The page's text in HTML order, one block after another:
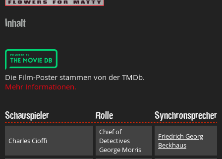
Inhalt
Die Film-Poster stammen von der TMDb.
Mehr Informationen.
Schauspieler Rolle Synchronsprecher
Charles Cioffi
Chief of
Detectives
George Morris
Friedrich Georg
Beckhaus